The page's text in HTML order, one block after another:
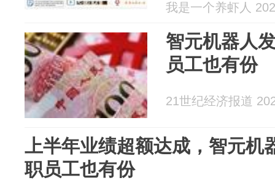
我是一个养虾人
智元机器人
员工也有份
21世纪经济报道
上半年业绩超额达成，智元机
职员工也有份